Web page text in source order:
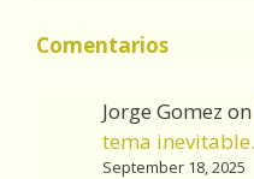
Comentarios
Jorge Gomez on
tema inevitable.
September 18, 2025